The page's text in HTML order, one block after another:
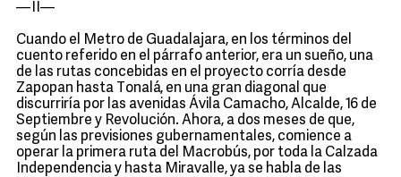
—II—
Cuando el Metro de Guadalajara, en los términos del
cuento referido en el párrafo anterior, era un sueño, una
de las rutas concebidas en el proyecto corría desde
Zapopan hasta Tonalá, en una gran diagonal que
discurriría por las avenidas Ávila Camacho, Alcalde, 16 de
Septiembre y Revolución. Ahora, a dos meses de que,
según las previsiones gubernamentales, comience a
operar la primera ruta del Macrobús, por toda la Calzada
Independencia y hasta Miravalle, ya se habla de las